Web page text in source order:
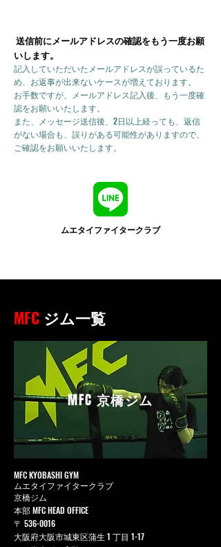
送信前にメールアドレスの確認をもう一度お願
いします。
記入していただいたメールアドレスが誤っているた
め、お返事が出来ないケースが増えております。
お手数ですが、メールアドレス記入後、もう一度確
認をお願いいたします。
また、メッセージ送信後、2日以上経っても、返信
がない場合も、誤りがある可能性がありますので、
ご確認をお願いいたします。
ムエタイファイタークラブ
MFC ジム一覧
MFC京橋ジム
MFC KYOBASHI GYM
ムエタイファイタークラブ
京橋ジム
本部 MFC HEAD OFFICE
〒 536-0016
大阪府大阪市城東区蒲生 1 丁目 1-17